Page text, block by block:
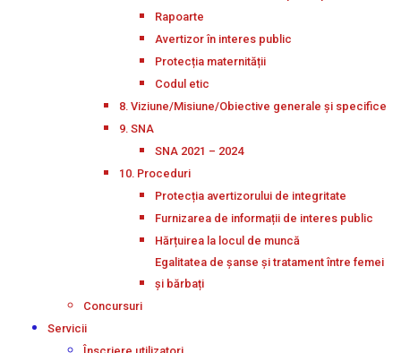
Rapoarte
Avertizor în interes public
Protecția maternității
Codul etic
8. Viziune/Misiune/Obiective generale și specifice
9. SNA
SNA 2021 – 2024
10. Proceduri
Protecția avertizorului de integritate
Furnizarea de informații de interes public
Hărțuirea la locul de muncă
Egalitatea de șanse și tratament între femei
și bărbați
Concursuri
Servicii